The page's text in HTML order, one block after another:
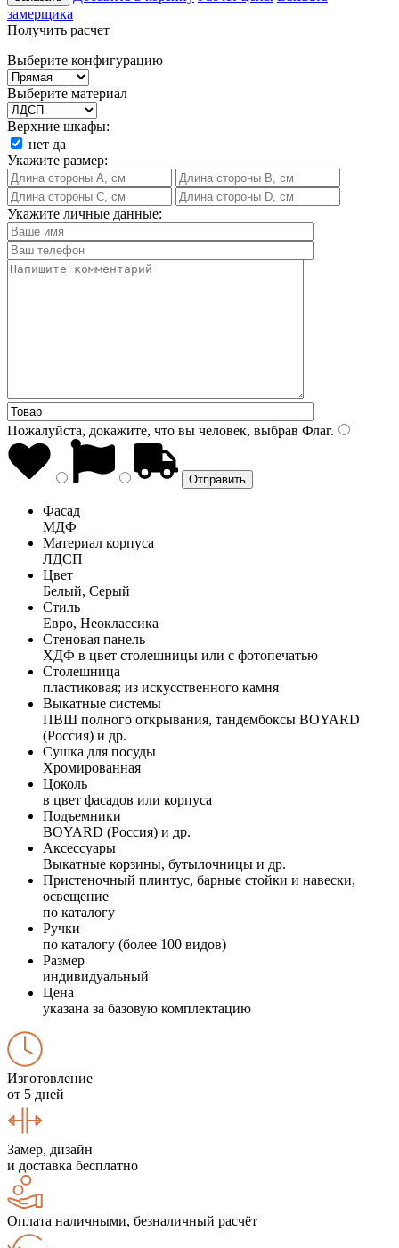
замерщика
Получить расчет
Выберите конфигурацию
Выберите материал
Верхние шкафы:
нет да
Укажите размер:
Укажите личные данные:
Пожалуйста, докажите, что вы человек, выбрав Флаг.
Фасад
МДФ
Материал корпуса
ЛДСП
Цвет
Белый, Серый
Стиль
Евро, Неоклассика
Стеновая панель
ХДФ в цвет столешницы или с фотопечатью
Столешница
пластиковая; из искусственного камня
Выкатные системы
ПВШ полного открывания, тандембоксы BOYARD
(Россия) и др.
Сушка для посуды
Хромированная
Цоколь
в цвет фасадов или корпуса
Подъемники
BOYARD (Россия) и др.
Аксессуары
Выкатные корзины, бутылочницы и др.
Пристеночный плинтус, барные стойки и навески,
освещение
по каталогу
Ручки
по каталогу (более 100 видов)
Размер
индивидуальный
Цена
указана за базовую комплектацию
Изготовление
от 5 дней
Замер, дизайн
и доставка бесплатно
Оплата наличными, безналичный расчёт